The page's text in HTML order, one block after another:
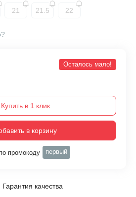
21 21.5 22
Осталось мало!
Купить в 1 клик
в корзину
промокоду первый
Гарантия качества